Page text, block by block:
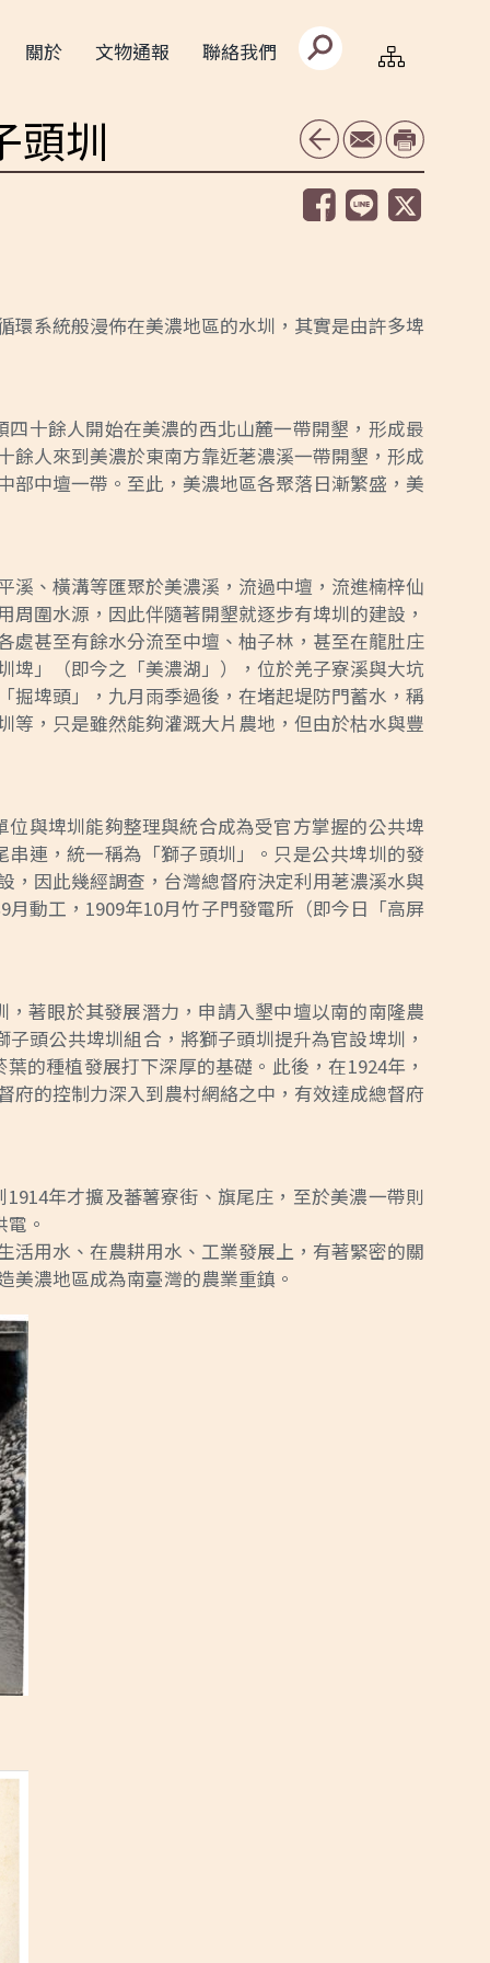
關於 文物通報 聯絡我們
搜
尋
文
頭圳
環系統般漫佈在美濃地區的水圳，其實是由許多埤
十餘人開始在美濃的西北山麓一帶開墾，形成最
餘人來到美濃於東南方靠近荖濃溪一帶開墾，形成
部中壇一帶。至此，美濃地區各聚落日漸繁盛，美
溪、橫溝等匯聚於美濃溪，流過中壇，流進楠梓仙
圍水源，因此伴隨著開墾就逐步有埤圳的建設，
處甚至有餘水分流至中壇、柚子林，甚至在龍肚庄
埤」（即今之「美濃湖」），位於羌子寮溪與大坑
掘埤頭」，九月雨季過後，在堵起堤防門蓄水，稱
等，只是雖然能夠灌溉大片農地，但由於枯水與豐
與埤圳能夠整理與統合成為受官方掌握的公共埤
連，統一稱為「獅子頭圳」。只是公共埤圳的發
，因此幾經調查，台灣總督府決定利用荖濃溪水與
動工，1909年10月竹子門發電所（即今日「高屏
著眼於其發展潛力，申請入墾中壇以南的南隆農
頭公共埤圳組合，將獅子頭圳提升為官設埤圳，
的種植發展打下深厚的基礎。此後，在1924年，
府的控制力深入到農村網絡之中，有效達成總督府
年才擴及蕃薯寮街、旗尾庄，至於美濃一帶則
。
活用水、在農耕用水、工業發展上，有著緊密的關
濃地區成為南臺灣的農業重鎮。